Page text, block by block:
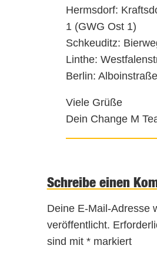
Hermsdorf:
1 (GWG Ost 1)
Schkeuditz:
Linthe:
Berlin:
Viele Grüße
Dein Change M
Schreibe einen
Deine E-Mail-Adresse
veröffentlicht.
sind mit *markiert